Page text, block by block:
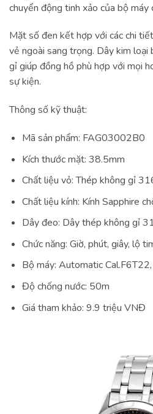
chuyển động tinh xảo của bộ máy
Mặt số đen kết hợp với các chi
vẻ ngoài sang trọng. Dây kim
gỉ giúp đồng hồ phù hợp với mọi
sự kiện.
Thông số kỹ thuật:
Mã sản phẩm: FAG03002B0
Kích thước mặt: 38.5mm
Chất liệu vỏ: Thép không gỉ
Chất liệu kính: Kính Sapphire
Dây đeo: Dây thép không gỉ
Chức năng: Giờ, phút, giây, lộ
Bộ máy: Automatic
Độ chống nước: 50m
Giá tham khảo: 9.9 triệu VNĐ